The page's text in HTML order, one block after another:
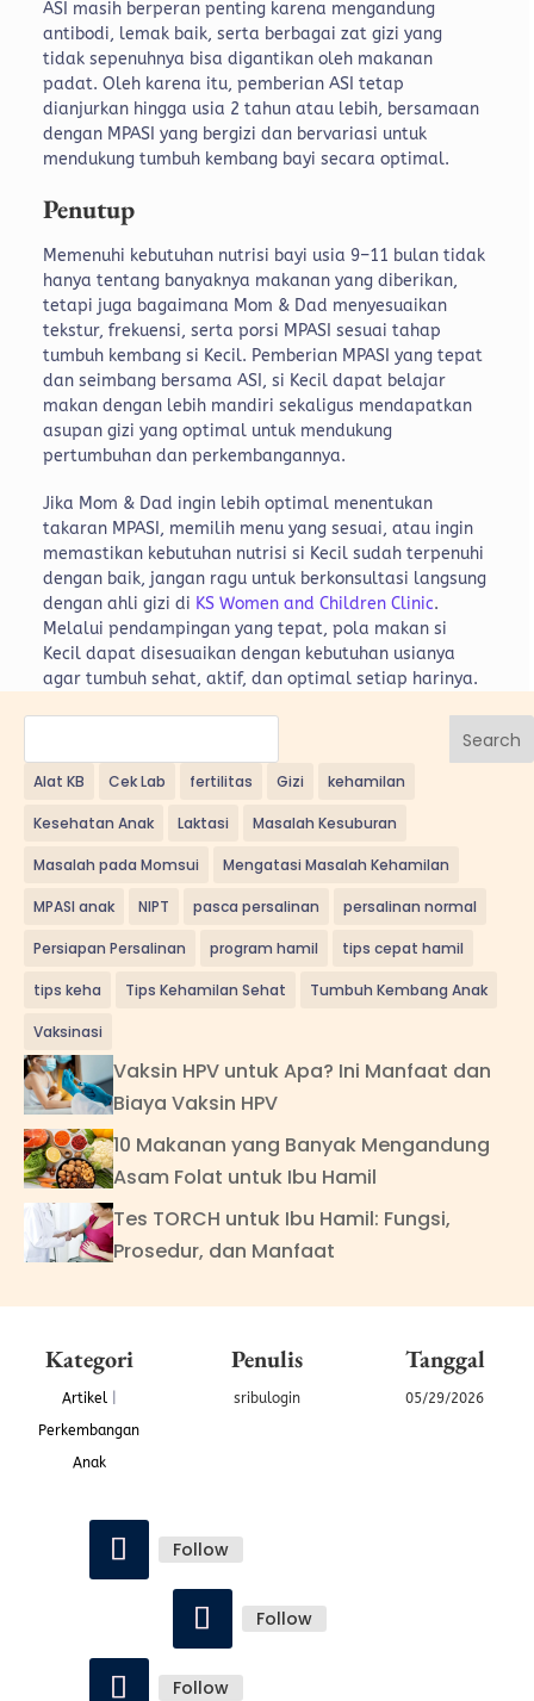
ASI masih berperan penting karena mengandung
antibodi, lemak baik, serta berbagai zat gizi yang
tidak sepenuhnya bisa digantikan oleh makanan
padat. Oleh karena itu, pemberian ASI tetap
dianjurkan hingga usia 2 tahun atau lebih, bersamaan
dengan MPASI yang bergizi dan bervariasi untuk
mendukung tumbuh kembang bayi secara optimal.
Penutup
Memenuhi kebutuhan nutrisi bayi usia 9–11 bulan tidak
hanya tentang banyaknya makanan yang diberikan,
tetapi juga bagaimana Mom & Dad menyesuaikan
tekstur, frekuensi, serta porsi MPASI sesuai tahap
tumbuh kembang si Kecil. Pemberian MPASI yang tepat
dan seimbang bersama ASI, si Kecil dapat belajar
makan dengan lebih mandiri sekaligus mendapatkan
asupan gizi yang optimal untuk mendukung
pertumbuhan dan perkembangannya.
Jika Mom & Dad ingin lebih optimal menentukan
takaran MPASI, memilih menu yang sesuai, atau ingin
memastikan kebutuhan nutrisi si Kecil sudah terpenuhi
dengan baik, jangan ragu untuk berkonsultasi langsung
dengan ahli gizi di KS Women and Children Clinic.
Melalui pendampingan yang tepat, pola makan si
Kecil dapat disesuaikan dengan kebutuhan usianya
agar tumbuh sehat, aktif, dan optimal setiap harinya.
Search
Alat KB Cek Lab fertilitas Gizi kehamilan
Kesehatan Anak Laktasi Masalah Kesuburan
Masalah pada Momsui Mengatasi Masalah Kehamilan
MPASI anak NIPT pasca persalinan persalinan normal
Persiapan Persalinan program hamil tips cepat hamil
tips keha Tips Kehamilan Sehat Tumbuh Kembang Anak
Vaksinasi
Vaksin HPV untuk Apa? Ini Manfaat dan
Biaya Vaksin HPV
10 Makanan yang Banyak Mengandung
Asam Folat untuk Ibu Hamil
Tes TORCH untuk Ibu Hamil: Fungsi,
Prosedur, dan Manfaat
Kategori
Artikel|
Perkembangan
Anak
Penulis
sribulogin
Tanggal
05/29/2026
Follow
Follow
Follow